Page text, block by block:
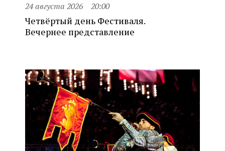
24 августа 2026 20:00
Четвёртый день Фестиваля.
Вечернее представление